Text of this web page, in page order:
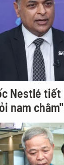
Nestlé tiết
nam